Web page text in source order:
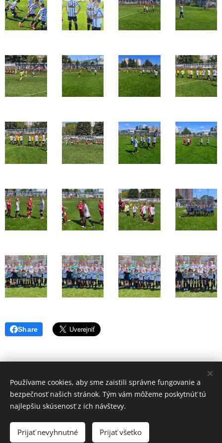
Share
Volajte.:+421 917 784 130
Web vytvorila Futbalová škola JUVENTUS -2021- Tvoríme weby pre
Vás úspech - www.fsjsro.sk
Cookies
Používame cookies, aby sme zaistili správne fungovanie a
bezpečnosť našich stránok. Tým vám môžeme poskytnúť tú
najlepšiu skúsenosť z ich návštevy.
Prijať nevyhnutné Prijať všetko